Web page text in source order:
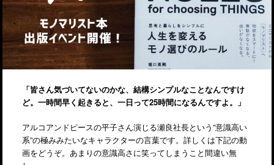
「皆さん気づいてないのかな、結構シンプルなことなんですけ
ど。一時間早く起きると、一日って25時間になるんですよ。」
アルコアンドピースの平子さん演じる瀬良社長という”意識高い
系”の極みみたいなキャラクターの言葉です。詳しくは下記の動
画をどうぞ。あまりの意識高さに笑ってしまうこと間違い無